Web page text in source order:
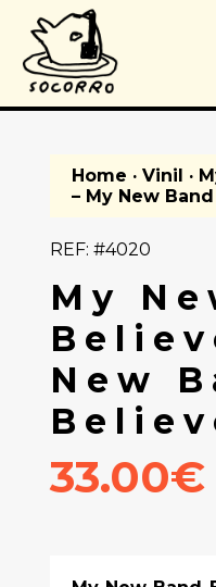
Home · Vinil ·
– My New
REF: #4020
My
New
33.00€